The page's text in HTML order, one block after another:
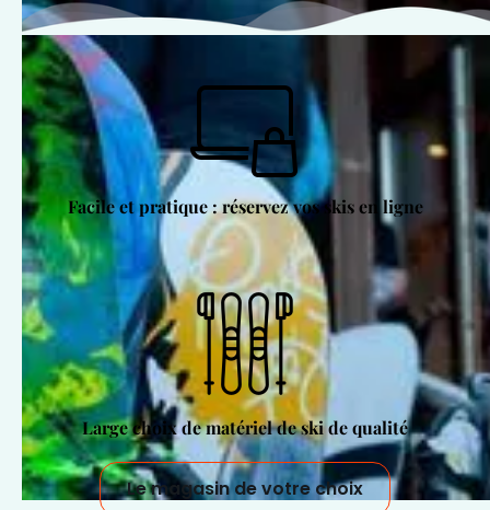
Facile et pratique : réservez vos skis en ligne
Large choix de matériel de ski de qualité
Le magasin de votre choix